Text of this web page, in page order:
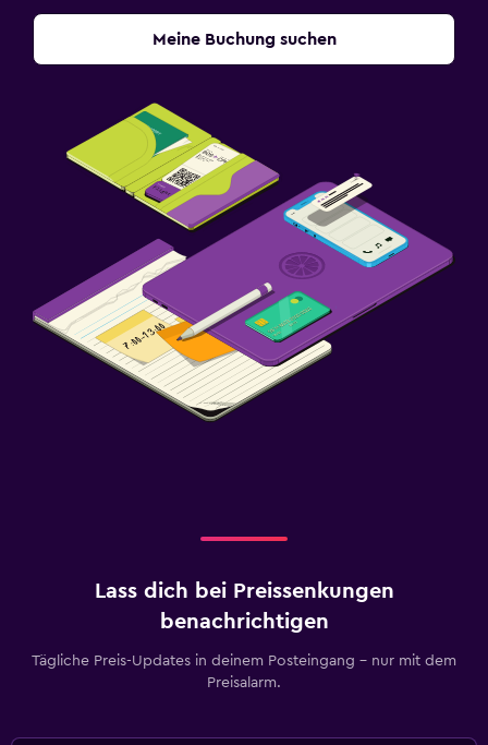
Meine Buchung suchen
Lass dich bei Preissenkungen
benachrichtigen
Tägliche Preis-Updates in deinem Posteingang – nur mit dem
Preisalarm.